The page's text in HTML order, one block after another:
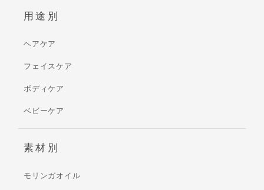
用途別
ヘアケア
フェイスケア
ボディケア
ベビーケア
素材別
モリンガオイル